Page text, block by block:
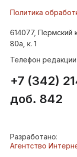
Политика
614077, Пермский
80а, к. 1
Телефон
+7 (342)
доб. 842
Разработано:
Агентство